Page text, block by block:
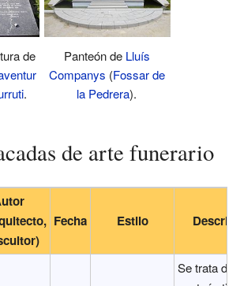
de
.
Panteón de Lluís
Companys (Fossar de
la Pedrera).
de arte funerario
Fecha Estilo
Se trata de